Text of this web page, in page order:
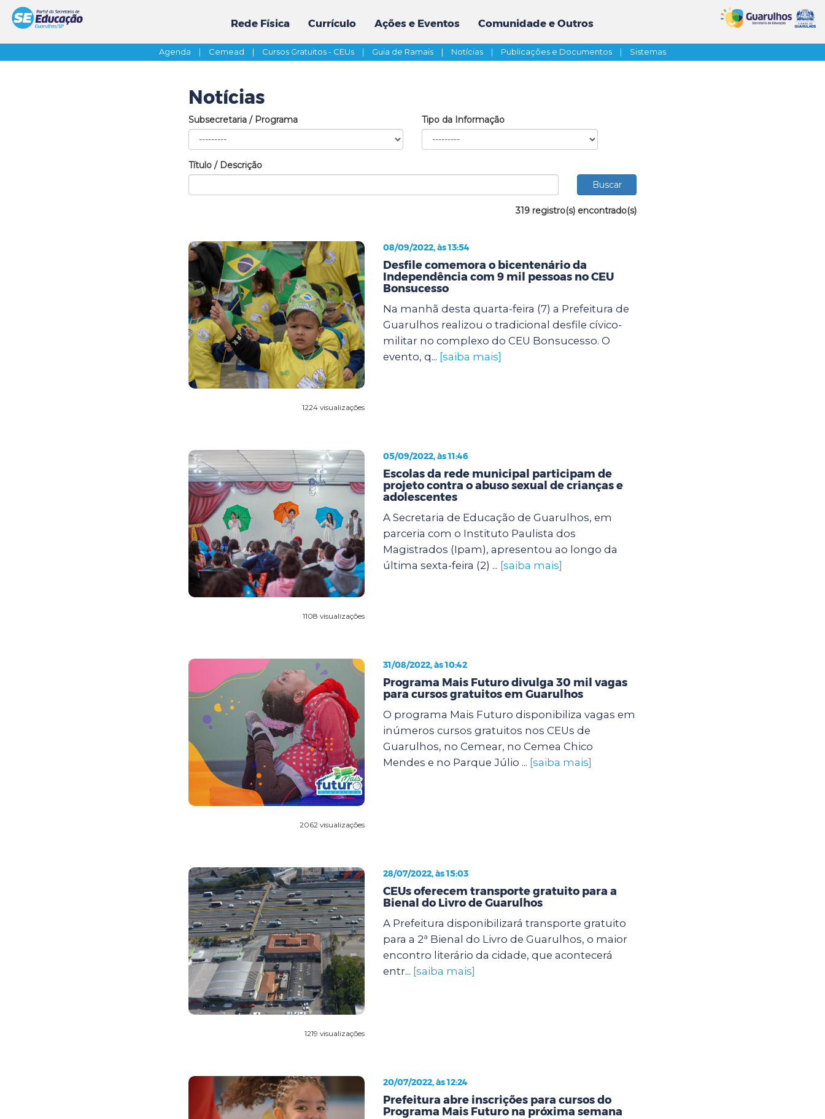
Rede Física Currículo Ações e Eventos Comunidade e Outros
Agenda | Cemead | Cursos Gratuitos - CEUs | Guia de Ramais | Notícias | Publicações e Documentos | Sistemas
Notícias
Subsecretaria / Programa Tipo da Informação
Título / Descrição
319 registro(s) encontrado(s)
1224 visualizações
08/09/2022, às 13:54
Desfile comemora o bicentenário da
Independência com 9 mil pessoas no CEU
Bonsucesso
Na manhã desta quarta-feira (7) a Prefeitura de
Guarulhos realizou o tradicional desfile cívico-
militar no complexo do CEU Bonsucesso. O
evento, q... [saiba mais]
1108 visualizações
05/09/2022, às 11:46
Escolas da rede municipal participam de
projeto contra o abuso sexual de crianças e
adolescentes
A Secretaria de Educação de Guarulhos, em
parceria com o Instituto Paulista dos
Magistrados (Ipam), apresentou ao longo da
última sexta-feira (2) ... [saiba mais]
2062 visualizações
31/08/2022, às 10:42
Programa Mais Futuro divulga 30 mil vagas
para cursos gratuitos em Guarulhos
O programa Mais Futuro disponibiliza vagas em
inúmeros cursos gratuitos nos CEUs de
Guarulhos, no Cemear, no Cemea Chico
Mendes e no Parque Júlio ... [saiba mais]
1219 visualizações
28/07/2022, às 15:03
CEUs oferecem transporte gratuito para a
Bienal do Livro de Guarulhos
A Prefeitura disponibilizará transporte gratuito
para a 2ª Bienal do Livro de Guarulhos, o maior
encontro literário da cidade, que acontecerá
entr... [saiba mais]
20/07/2022, às 12:24
Prefeitura abre inscrições para cursos do
Programa Mais Futuro na próxima semana